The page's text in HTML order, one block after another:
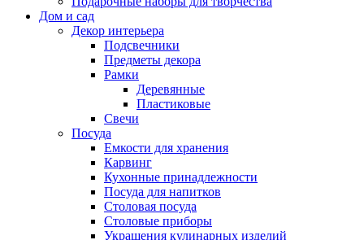
Дом и сад
Декор интерьера
Подсвечники
Предметы декора
Рамки
Деревянные
Пластиковые
Свечи
Посуда
Емкости для хранения
Карвинг
Кухонные принадлежности
Посуда для напитков
Столовая посуда
Столовые приборы
Украшения кулинарных изделий